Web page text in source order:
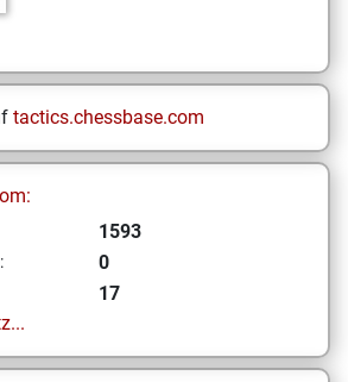
tactics.chessbase.com
1593
0
17